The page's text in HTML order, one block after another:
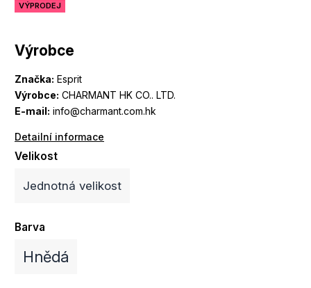
Výrobce
Značka: Esprit
Výrobce: CHARMANT HK CO.. LTD.
E-mail: info@charmant.com.hk
Detailní informace
VÝPRODEJ
Velikost
Jednotná velikost
Barva
Hnědá